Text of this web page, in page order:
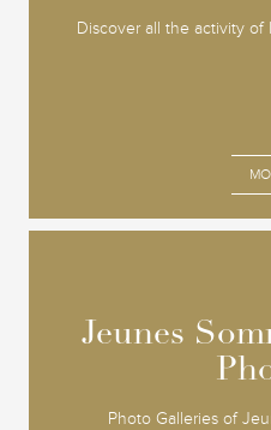
Discover all the activity of
Jeunes
Photo Galleries of
Jeunes